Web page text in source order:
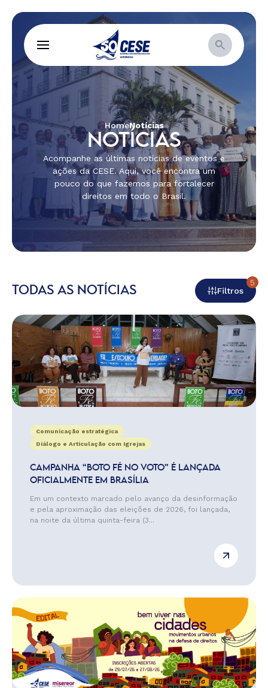
HomeNotícias
NOTÍCIAS
Acompanhe as últimas notícias de eventos e
ações da CESE. Aqui, você encontra um
pouco do que fazemos para fortalecer
direitos em todo o Brasil.
TODAS AS NOTÍCIAS Filtros
5
Comunicação estratégica
Diálogo e Articulação com Igrejas
CAMPANHA “BOTO FÉ NO VOTO” É LANÇADA
OFICIALMENTE EM BRASÍLIA
Em um contexto marcado pelo avanço da desinformação
e pela aproximação das eleições de 2026, foi lançada,
na noite da última quinta-feira (3...